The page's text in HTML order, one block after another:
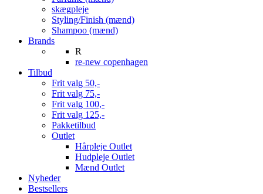
skægpleje
Styling/Finish (mænd)
Shampoo (mænd)
Brands
R
re-new copenhagen
Tilbud
Frit valg 50,-
Frit valg 75,-
Frit valg 100,-
Frit valg 125,-
Pakketilbud
Outlet
Hårpleje Outlet
Hudpleje Outlet
Mænd Outlet
Nyheder
Bestsellers